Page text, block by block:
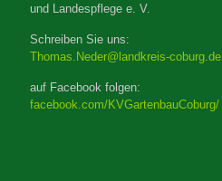
und Landespflege e. V.
Schreiben Sie uns:
Thomas.Neder@landkreis-coburg.de
auf Facebook folgen:
facebook.com/KVGartenbauCoburg/